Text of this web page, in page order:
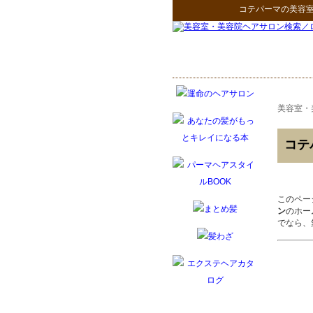
コテパーマの美容
美容室・
コ
このペ
ンのホ
でなら、